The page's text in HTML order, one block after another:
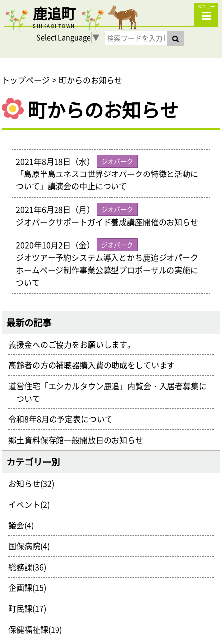
鹿追町
SHIKAOI TOWN
メニュー
Select Language▼
トップページ 町からのお知らせ
町からのお知らせ
2021年8月18日（水） ジオパーク
「島原半島ユネスコ世界ジオパークの特徴と活動に
ついて」講演会の中止について
2021年6月28日（月）
ジオパーク
ジオパークサポートガイド養成講座開催のお知らせ
2020年10月2日（金）
ジオパーク
ジオツアー予約システム導入とかち鹿追ジオパーク
ホームページ制作事業公募型プロポーザルの実施に
ついて
最新の記事
義援金へのご協力をお願いします。
高齢者の方の補聴器購入費の助成をしています
道営住宅「エシカルタウン鹿追」内覧会・入居者募集に
ついて
令和8年8月の予定表について
郷土資料保存館一般開放日のお知らせ
カテゴリー別
お知らせ(32)
イベント(2)
議会(4)
国保病院(4)
総務課(36)
企画課(15)
町民課(17)
保健福祉課(19)